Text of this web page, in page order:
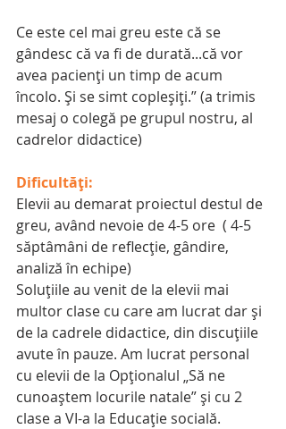
Ce este cel mai greu este că se
gândesc că va fi de durată...că vor
avea pacienți un timp de acum
încolo. Și se simt copleșiți.” (a trimis
mesaj o colegă pe grupul nostru, al
cadrelor didactice)
Dificultăți:
Elevii au demarat proiectul destul de
greu, având nevoie de 4-5 ore  ( 4-5
săptâmâni de reflecţie, gândire,
analiză în echipe)
Soluţiile au venit de la elevii mai
multor clase cu care am lucrat dar şi
de la cadrele didactice, din discuţiile
avute în pauze. Am lucrat personal
cu elevii de la Opţionalul „Să ne
cunoaştem locurile natale” şi cu 2
clase a VI-a la Educaţie socială.